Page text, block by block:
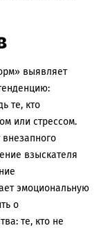
выявляет
те, кто
или стрессом.
взыскателя
эмоциональную
о
те, кто не